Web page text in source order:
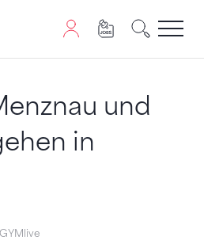
wird JavaScript benötigt.
und
in